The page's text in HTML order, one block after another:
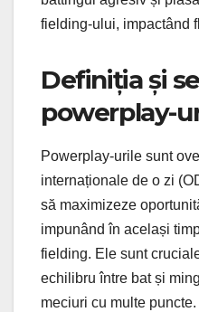
fielding-ului, impactând
Definiția și
powerplay-
Powerplay-urile sunt
internaționale de o zi
să maximizeze
impunând în același
fielding. Ele sunt
echilibru între bat și
meciuri cu multe